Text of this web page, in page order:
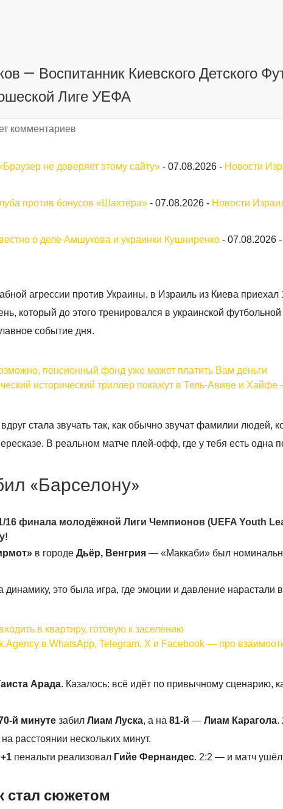
— Воспитанник Киевского Детского
Лиге УЕФА
комментариев
не доверяет этому сайту» -07.08.2026 - Новости
против бонусов «Шахтёра» -07.08.2026 - Новости
о деле Амшукова и украинки Кушниренко -07.08.2026 -
агрессии против Украины, в Израиль из Киева приехал
который до этого тренировался в украинской
событие дня.
пенсионный фонд уже может платить Вам деньги
исторический триллер покажут в Тель-Авиве и
вдруг стала звучать так, как обычно звучат фамилии людей,
В реальном матче плей-офф, где у тебя есть одна
«Барселону»
финала молодёжной Лиги Чемпионов (UEFA Youth
в городеДьёр, Венгрия — «Маккаби» был
динамику, это была игра, где эмоции и давление нарастали
в квартиру, готовую к заселению
в WhatsApp, Telegram, X и Facebook — про
Арада. Казалось: всё идёт по привычному сценарию,
й минуте забилЛиам Луска, а на81-й —Лиам Карагола.
расстоянии нескольких минут.
пенальти реализовал Гийе Фернандес. 2:2 — и матч
стал сюжетом